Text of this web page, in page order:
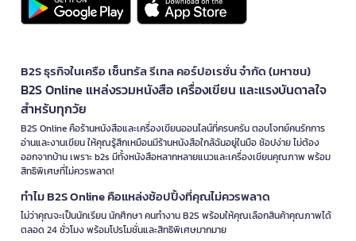
B2S ธุรกิจในเครือ เซ็นทรัล รีเทล คอร์ปอเรชั่น จำกัด (มหาชน)
B2S Online แหล่งรวมหนังสือ เครื่องเขียน และแรงบันดาลใจ
สำหรับทุกวัย
B2S Online คือร้านหนังสือและเครื่องเขียนออนไลน์ที่ครบครัน ตอบโจทย์คนรักการ
อ่านและงานเขียน ให้คุณรู้สึกเหมือนมีร้านหนังสือใกล้ฉันอยู่ในมือ ช้อปง่าย ไม่ต้อง
ออกจากบ้าน เพราะ b2s มีทั้งหนังสือหลากหลายแนวและเครื่องเขียนคุณภาพ พร้อม
สิทธิพิเศษที่ไม่ควรพลาด!
ทำไม B2S Online คือแหล่งช้อปปิ้งที่คุณไม่ควรพลาด
ไม่ว่าคุณจะเป็นนักเรียน นักศึกษา คนทำงาน B2S พร้อมให้คุณเลือกสินค้าคุณภาพได้
ตลอด 24 ชั่วโมง พร้อมโปรโมชั่นและสิทธิพิเศษมากมาย